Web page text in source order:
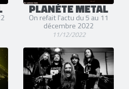
PLANÈTE METAL
On refait l'actu du 5 au 11
décembre 2022
11/12/2022